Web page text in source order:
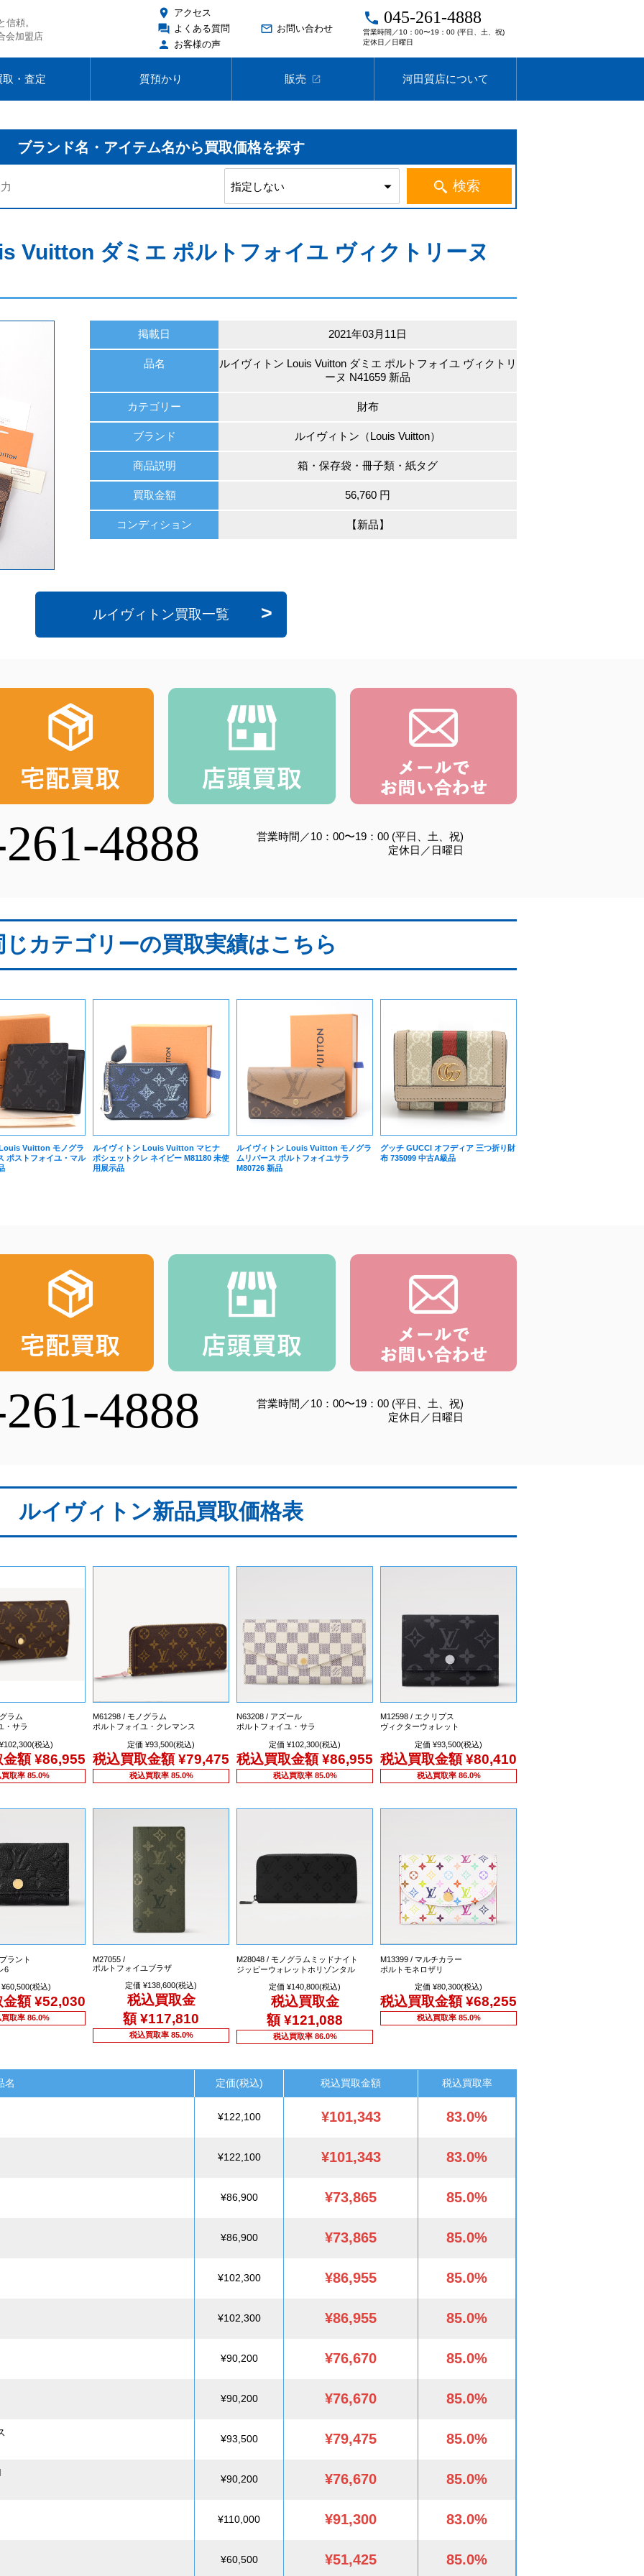
信頼。
会加盟店
place アクセス
forum よくある質問
person お客様の声
mail_outline お問い合わせ
local_phone 045-261-4888
営業時間／10：00〜19：00 (平日、土、祝)
定休日／日曜日
取・査定 質預かり 販売 open_in_new 河田質店について
ブランド名・アイテム名から買取価格を探す
Vuitton ダミエ ポルトフォイユ ヴィクトリーヌ
掲載日 2021年03月11日
品名
ルイヴィトン Louis Vuitton ダミエ ポルトフォイユ ヴィクトリ
ーヌ N41659 新品
カテゴリー 財布
ブランド ルイヴィトン（Louis Vuitton）
商品説明 箱・保存袋・冊子類・紙タグ
買取金額 56,760 円
コンディション 【新品】
ルイヴィトン買取一覧
4888
営業時間／10：00〜19：00 (平日、土、祝)
定休日／日曜日
じカテゴリーの買取実績はこちら
Vuitton モノグラ
ポストフォイユ・マル
ルイヴィトン Louis Vuitton マヒナ
ポシェットクレ ネイビー M81180 未使
用展示品
ルイヴィトン Louis Vuitton モノグラ
ムリバース ポルトフォイユサラ
M80726 新品
グッチ GUCCI オフディア 三つ折り財
布 735099 中古A級品
4888
営業時間／10：00〜19：00 (平日、土、祝)
定休日／日曜日
ルイヴィトン新品買取価格表
ラム
・サラ
税込)
金額¥86,955
取率 85.0%
M61298 / モノグラム
ポルトフォイユ・クレマンス
定価 ¥93,500(税込)
税込買取金額¥79,475
税込買取率 85.0%
N63208 / アズール
ポルトフォイユ・サラ
定価 ¥102,300(税込)
税込買取金額¥86,955
税込買取率 85.0%
M12598 / エクリプス
ヴィクターウォレット
定価 ¥93,500(税込)
税込買取金額¥80,410
税込買取率 86.0%
ラント
6
税込)
金額¥52,030
取率 86.0%
M27055 /
ポルトフォイユブラザ
定価 ¥138,600(税込)
税込買取金
額¥117,810
税込買取率 85.0%
M28048 / モノグラムミッドナイト
ジッピーウォレットホリゾンタル
定価 ¥140,800(税込)
税込買取金
額¥121,088
税込買取率 86.0%
M13399 / マルチカラー
ポルトモネロザリ
定価 ¥80,300(税込)
税込買取金額¥68,255
税込買取率 85.0%
名 定価(税込) 税込買取金額 税込買取率
¥122,100 ¥101,343 83.0%
¥122,100 ¥101,343 83.0%
¥86,900 ¥73,865 85.0%
¥86,900 ¥73,865 85.0%
¥102,300 ¥86,955 85.0%
¥102,300 ¥86,955 85.0%
¥90,200 ¥76,670 85.0%
¥90,200 ¥76,670 85.0%
¥93,500 ¥79,475 85.0%
¥90,200 ¥76,670 85.0%
¥110,000 ¥91,300 83.0%
¥60,500 ¥51,425 85.0%